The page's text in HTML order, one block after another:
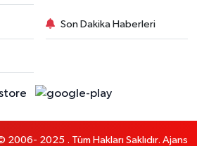
Son Dakika Haberleri
2025 . Tüm Hakları Saklıdır. Ajans